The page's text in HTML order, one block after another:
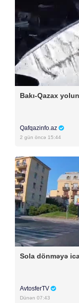
Bakı-Qazax
Qafqazinfo.az
2 gün öncə 15:44
Sola dönməyə
AvtosferTV
Dünən 07:43